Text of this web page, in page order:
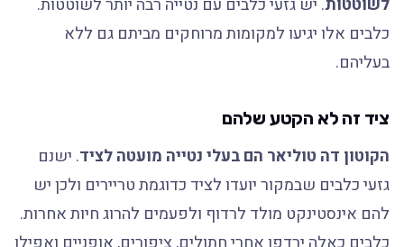
לשוטטות. יש גזעי כלבים עם נטייה רבה יותר לשוטטות.
כלבים אלו יגיעו למקומות מרוחקים מביתם גם ללא
בעליהם.
ציד זה לא הקטע שלהם
הקוטון דה טוליאר הם בעלי נטייה מועטה לציד. ישנם
גזעי כלבים שבמקור יועדו לציד כדוגמת טריירים ולכן יש
להם אינסטינקט מולד לרדוף ולפעמים להרוג חיות אחרות.